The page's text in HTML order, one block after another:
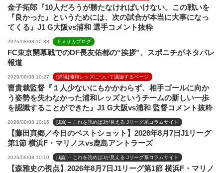
金子拓郎『10人だろうが勝たなければいけない。この戦いを
『良かった』というためには、次の試合が本当に大事になっ
てくる』J1 G大阪vs浦和 選手コメント抜粋
2026/08/08 10:38 ドメサカブログ
FC東京開幕戦でのDF長友佑都の“挨拶”、スポニチがネタバレ
報道
2026/08/08 10:27 [浦議]浦和レッズについて議論するページ
曺貴裁監督『１人少ないにもかかわらず、相手ゴールに向か
う姿勢を失わなかった浦和レッズというチームの新しい一歩
を認識することができた』J1 G大阪vs浦和 監督コメント抜粋
2026/08/08 10:15 [J論] – これを読めばJが見える Jリーグ系コラムサイト
【藤田真郷／今日のベストショット】2026年8月7日J1リーグ
第1節 横浜F・マリノスvs鹿島アントラーズ
2026/08/08 10:10 [J論] – これを読めばJが見える Jリーグ系コラムサイト
【森雅史の視点】2026年8月7日J1リーグ第1節 横浜F・マリノ